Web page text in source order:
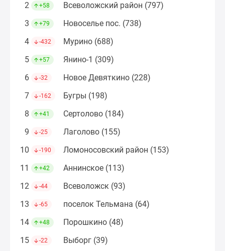
Коттеджные
поселки
ипотеку
Бизнес-
Коттеджи
Траншевая
Скидки
Рассрочка
2 +58
Всеволожский район (797)
3
+79
Новоселье пос. (738)
4
-432
Мурино (688)
5
+57
Янино-1 (309)
6
-32
Новое Девяткино (228)
7
-162
Бугры (198)
8
+41
Сертолово (184)
9
-25
Лаголово (155)
10
-190
Ломоносовский район (153)
11
+42
Аннинское (113)
12
-44
Всеволожск (93)
13
-65
поселок Тельмана (64)
14
+48
Порошкино (48)
15
-22
Выборг (39)